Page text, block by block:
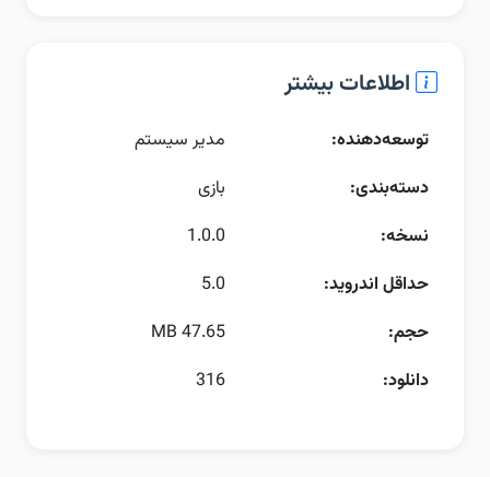
اطلاعات بیشتر
توسعه‌دهنده:
مدیر سیستم
دسته‌بندی:
بازی
نسخه:
1.0.0
حداقل اندروید:
5.0
حجم:
47.65 MB
دانلود:
316